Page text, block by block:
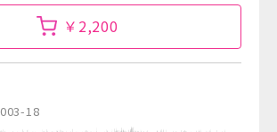
￥2,200
003-18